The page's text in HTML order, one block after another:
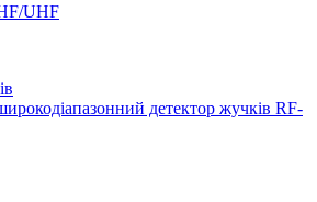
UHF
детектор жучків RF-